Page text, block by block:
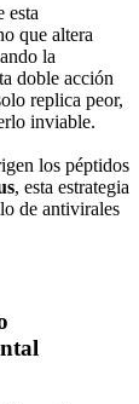
esta
que altera
la
doble acción
replica peor,
inviable.
los péptidos
, esta estrategia
de antivirales